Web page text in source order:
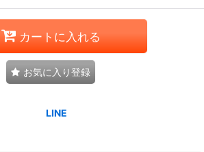
カートに入れる
お気に入り登録